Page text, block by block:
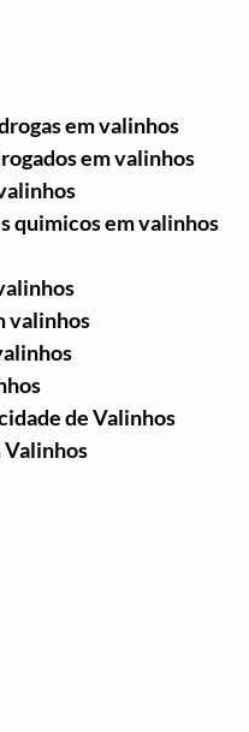
em valinhos
em valinhos
quimicos em valinhos
valinhos
de Valinhos
Valinhos